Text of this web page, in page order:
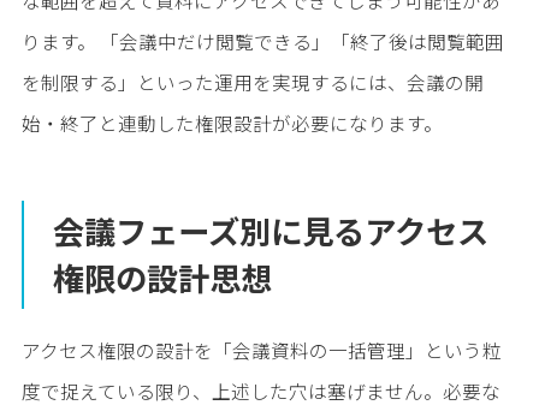
ります。 「会議中だけ閲覧できる」「終了後は閲覧範囲
を制限する」といった運用を実現するには、会議の開
始・終了と連動した権限設計が必要になります。
会議フェーズ別に見るアクセス
権限の設計思想
アクセス権限の設計を「会議資料の一括管理」という粒
度で捉えている限り、上述した穴は塞げません。必要な